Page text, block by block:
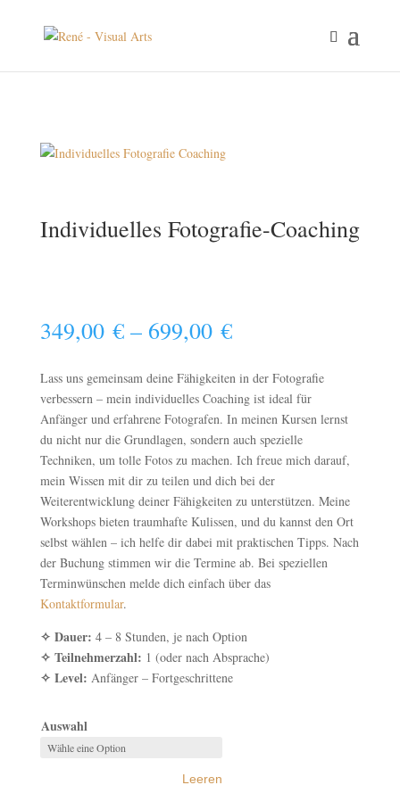
Individuelles Fotografie-Coaching
349,00 €– 699,00 €
Lass uns gemeinsam deine Fähigkeiten in der Fotografie
verbessern – mein individuelles Coaching ist ideal für
Anfänger und erfahrene Fotografen. In meinen Kursen lernst
du nicht nur die Grundlagen, sondern auch spezielle
Techniken, um tolle Fotos zu machen. Ich freue mich darauf,
mein Wissen mit dir zu teilen und dich bei der
Weiterentwicklung deiner Fähigkeiten zu unterstützen. Meine
Workshops bieten traumhafte Kulissen, und du kannst den Ort
selbst wählen – ich helfe dir dabei mit praktischen Tipps. Nach
der Buchung stimmen wir die Termine ab. Bei speziellen
Terminwünschen melde dich einfach über das
Kontaktformular.
✧ Dauer: 4 – 8 Stunden, je nach Option
✧ Teilnehmerzahl: 1 (oder nach Absprache)
✧ Level: Anfänger – Fortgeschrittene
Auswahl
Leeren